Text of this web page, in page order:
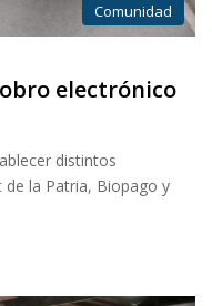
Comunidad
electrónico
distintos
la Patria, Biopago y